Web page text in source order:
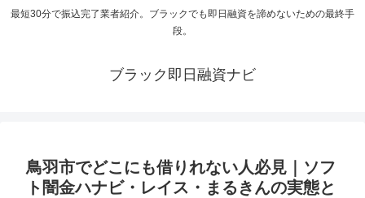
最短30分で振込完了業者紹介。ブラックでも即日融資を諦めないための最終手
段。
ブラック即日融資ナビ
鳥羽市でどこにも借りれない人必見｜ソフ
ト闇金ハナビ・レイス・まるきんの実態と